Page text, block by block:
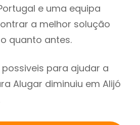
e uma equipa
a melhor solução
quanto antes.
para ajudar a
Alugar diminuiu em Alijó